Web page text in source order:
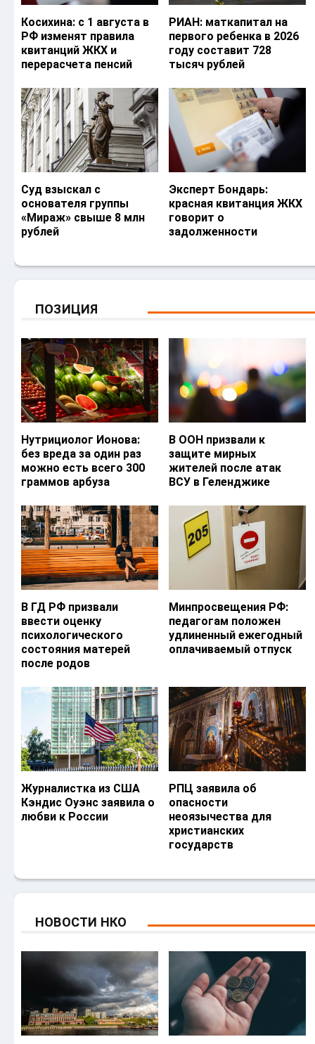
Косихина: с 1 августа в
РФ изменят правила
квитанций ЖКХ и
перерасчета пенсий
РИАН: маткапитал на
первого ребенка в 2026
году составит 728
тысяч рублей
Суд взыскал с
основателя группы
«Мираж» свыше 8 млн
рублей
Эксперт Бондарь:
красная квитанция ЖКХ
говорит о
задолженности
ПОЗИЦИЯ
Нутрициолог Ионова:
без вреда за один раз
можно есть всего 300
граммов арбуза
В ООН призвали к
защите мирных
жителей после атак
ВСУ в Геленджике
В ГД РФ призвали
ввести оценку
психологического
состояния матерей
после родов
Минпросвещения РФ:
педагогам положен
удлиненный ежегодный
оплачиваемый отпуск
Журналистка из США
Кэндис Оуэнс заявила о
любви к России
РПЦ заявила об
опасности
неоязычества для
христианских
государств
НОВОСТИ НКО